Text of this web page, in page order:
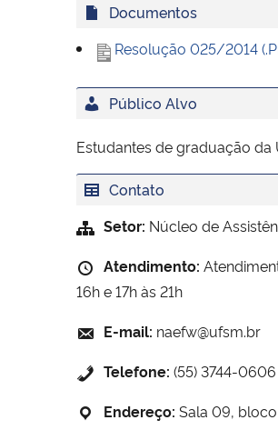
Documentos
Resolução 025/2014
Público Alvo
Estudantes de graduação da
Contato
Setor: Núcleo de
Atendimento:
16h e 17h às 21h
E-mail: naefw@ufsm.br
Telefone: (55) 3744-0606
Endereço: Sala 09,